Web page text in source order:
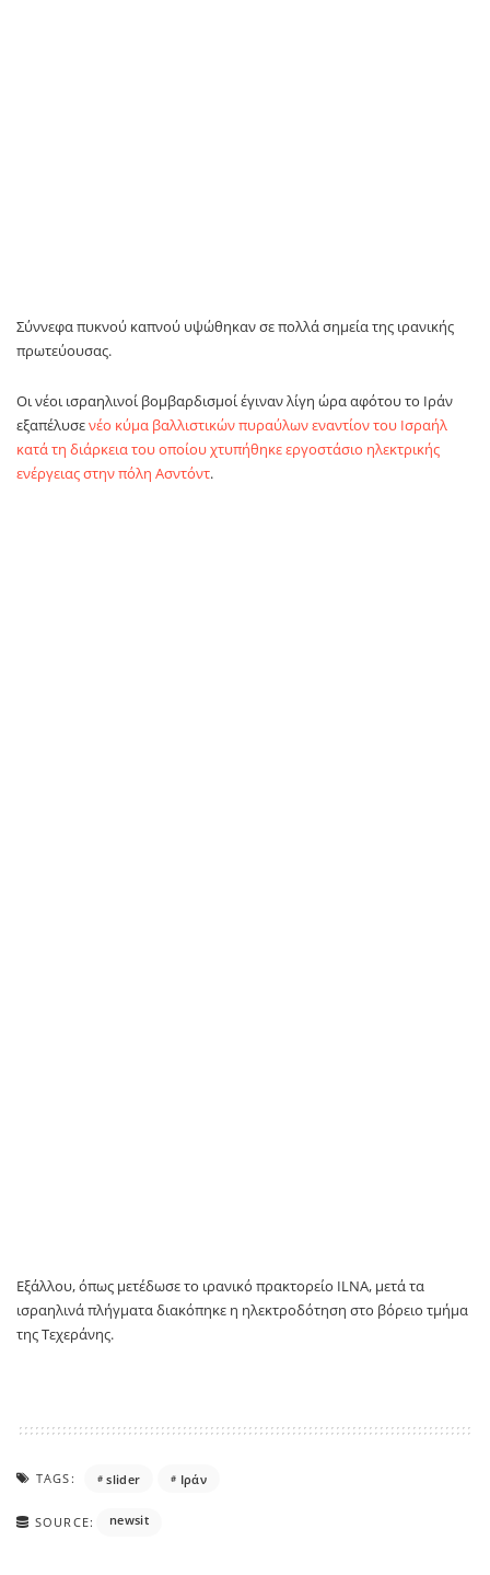
Σύννεφα πυκνού καπνού υψώθηκαν σε πολλά σημεία της ιρανικής
πρωτεύουσας.
Οι νέοι ισραηλινοί βομβαρδισμοί έγιναν λίγη ώρα αφότου το Ιράν
εξαπέλυσενέο κύμα βαλλιστικών πυραύλων εναντίον του Ισραήλ
κατά τη διάρκεια του οποίου χτυπήθηκε εργοστάσιο ηλεκτρικής
ενέργειας στην πόλη Ασντόντ.
Εξάλλου, όπως μετέδωσε το ιρανικό πρακτορείο ILNA, μετά τα
ισραηλινά πλήγματα διακόπηκε η ηλεκτροδότηση στο βόρειο τμήμα
της Τεχεράνης.
TAGS: slider Ιράν
SOURCE: newsit